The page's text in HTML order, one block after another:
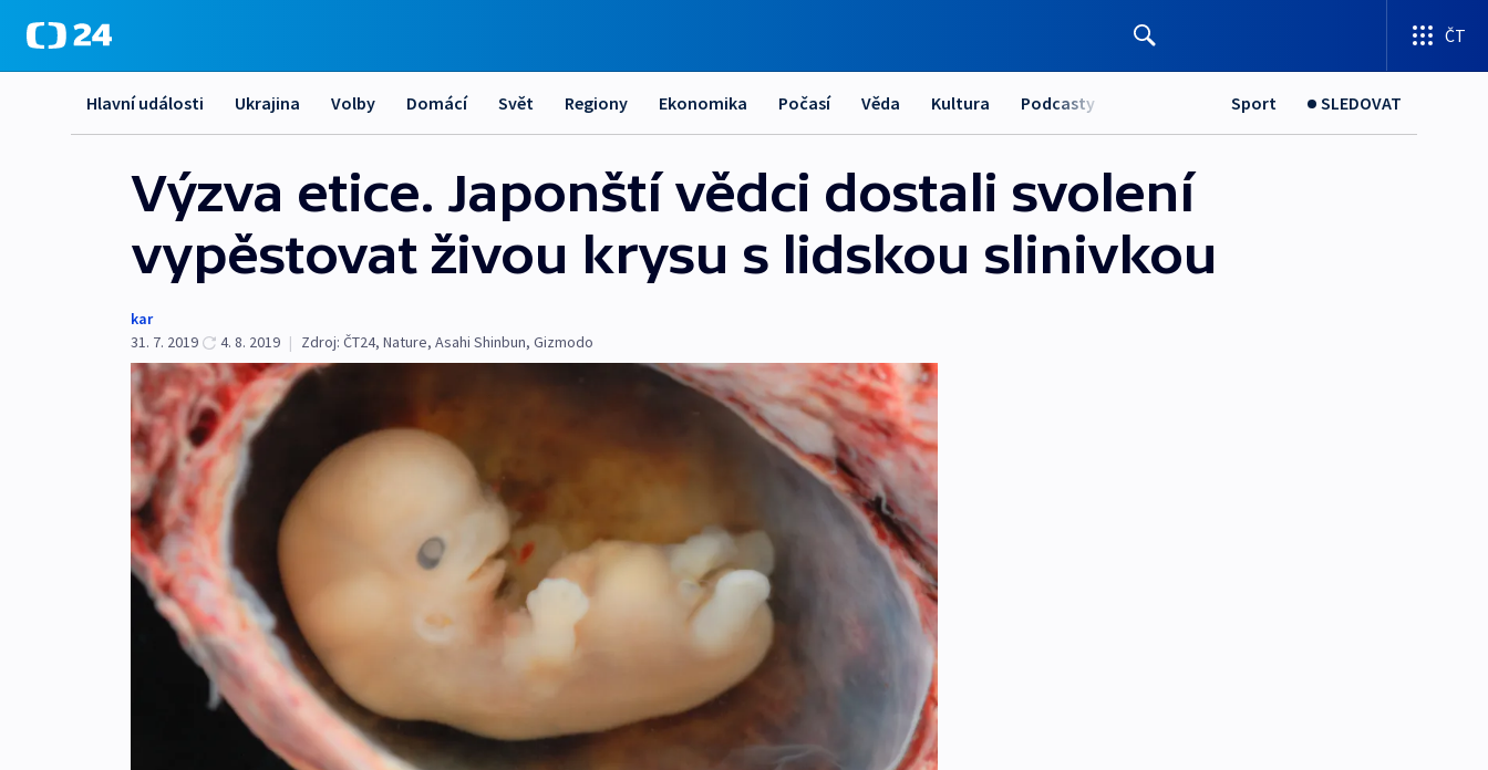
ČT
Hlavní události Ukrajina Volby Domácí Svět Regiony Ekonomika Počasí Věda Kultura Podcasty Sport SLEDOVAT
Výzva etice. Japonští vědci dostali svolení
vypěstovat živou krysu s lidskou slinivkou
kar
31. 7. 2019
4. 8. 2019 | Zdroj: ČT24, Nature, Asahi Shinbun, Gizmodo